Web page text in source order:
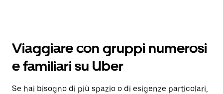
Viaggiare con gruppi numerosi
e familiari su Uber
Se hai bisogno di più spazio o di esigenze particolari,